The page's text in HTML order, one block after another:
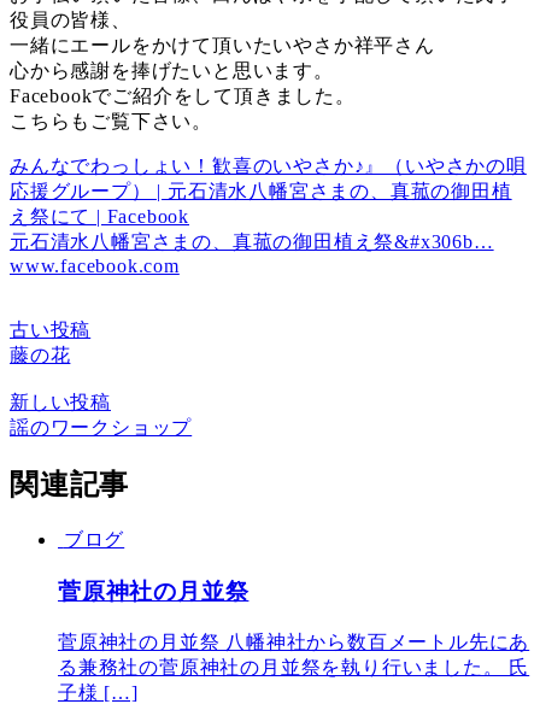
役員の皆様、
一緒にエールをかけて頂いたいやさか祥平さん
心から感謝を捧げたいと思います。
Facebookでご紹介をして頂きました。
こちらもご覧下さい。
みんなでわっしょい！歓喜のいやさか♪』（いやさかの唄
応援グループ） | 元石清水八幡宮さまの、真菰の御田植
え祭にて | Facebook
元石清水八幡宮さまの、真菰の御田植え祭&#x306b…
www.facebook.com
古い投稿
藤の花
新しい投稿
謡のワークショップ
関連記事
ブログ
菅原神社の月並祭
菅原神社の月並祭 八幡神社から数百メートル先にあ
る兼務社の菅原神社の月並祭を執り行いました。 氏
子様 […]